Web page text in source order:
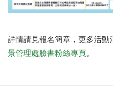
詳情請見報名簡章，更多活動
景管理處臉書粉絲專頁。